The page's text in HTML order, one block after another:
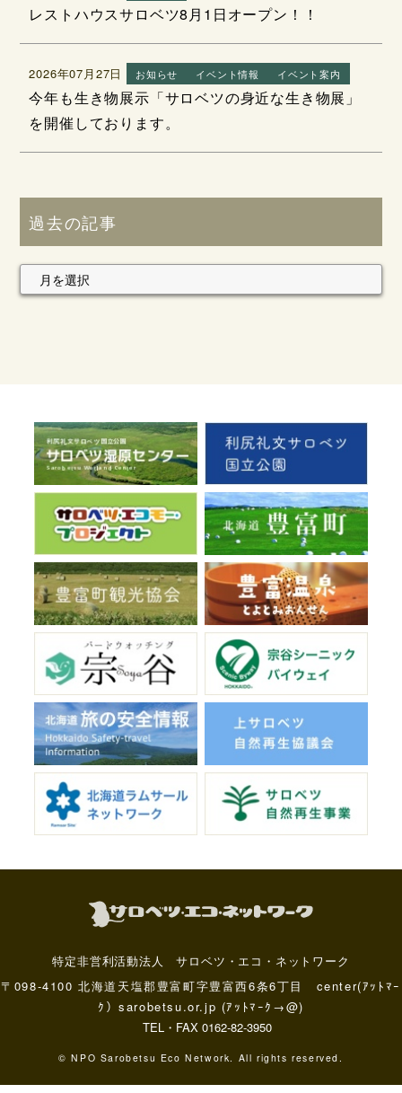
レストハウスサロベツ8月1日オープン！！
2026年07月27日 お知らせ イベント情報 イベント案内
今年も生き物展示「サロベツの身近な生き物展」
を開催しております。
過去の記事
特定非営利活動法人 サロベツ・エコ・ネットワーク
〒098-4100 北海道天塩郡豊富町字豊富西6条6丁目 center(ｱｯﾄﾏｰ
ｸ）sarobetsu.or.jp (ｱｯﾄﾏｰｸ→@)
TEL・FAX 0162-82-3950
© NPO Sarobetsu Eco Network. All rights reserved.